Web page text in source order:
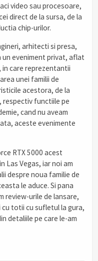
video sau procesoare,
direct de la sursa, de la
chip-urilor.
arhitecti si presa,
eveniment privat, aflat
in care reprezentantii
unei familii de
acestora, de la
respectiv functiile pe
cand nu aveam
aceste evenimente
RTX 5000 acest
Las Vegas, iar noi am
despre noua familie de
le aduce. Si pana
review-urile de lansare,
totii cu sufletul la gura,
detaliile pe care le-am